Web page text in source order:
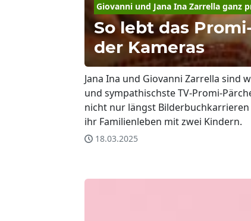
Giovanni und Jana Ina Zarrella ganz
So lebt das
der Kameras
Jana Ina und Giovanni Zarrella sind
und sympathischste TV-Promi-
nicht nur längst
ihr Familienleben mit zwei Kindern.
18.03.2025